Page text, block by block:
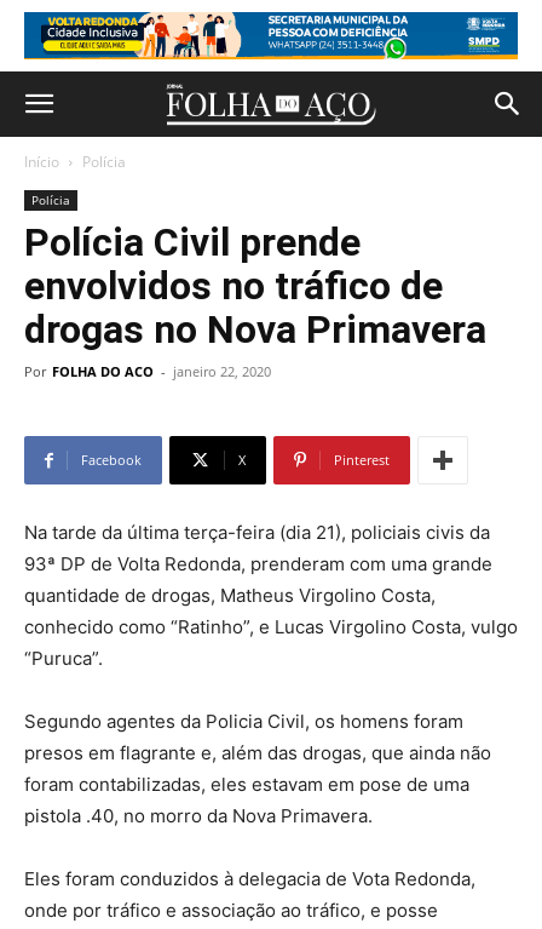
Início Polícia
Polícia
Polícia Civil prende
envolvidos no tráfico de
drogas no Nova Primavera
Por FOLHA DO ACO - janeiro 22, 2020
Facebook X Pinterest
Na tarde da última terça-feira (dia 21), policiais civis da
93ª DP de Volta Redonda, prenderam com uma grande
quantidade de drogas, Matheus Virgolino Costa,
conhecido como “Ratinho”, e Lucas Virgolino Costa, vulgo
“Puruca”.
Segundo agentes da Policia Civil, os homens foram
presos em flagrante e, além das drogas, que ainda não
foram contabilizadas, eles estavam em pose de uma
pistola .40, no morro da Nova Primavera.
Eles foram conduzidos à delegacia de Vota Redonda,
onde por tráfico e associação ao tráfico, e posse